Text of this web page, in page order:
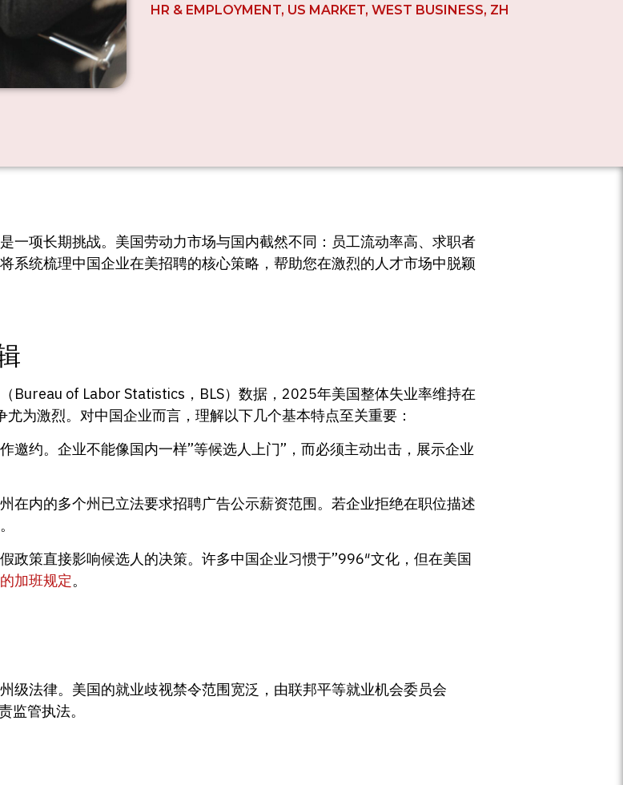
HR & EMPLOYMENT, US MARKET,WEST BUSINESS, ZH
一项长期挑战。美国劳动力市场与国内截然不同：员工流动率高、求职者
系统梳理中国企业在美招聘的核心策略，帮助您在激烈的人才市场中脱颖
Bureau of Labor Statistics，BLS）数据，2025年美国整体失业率维持在
为激烈。对中国企业而言，理解以下几个基本特点至关重要：
邀约。企业不能像国内一样”等候选人上门”，而必须主动出击，展示企业
在内的多个州已立法要求招聘广告公示薪资范围。若企业拒绝在职位描述
政策直接影响候选人的决策。许多中国企业习惯于”996″文化，但在美国
加班规定。
级法律。美国的就业歧视禁令范围宽泛，由联邦平等就业机会委员会
监管执法。